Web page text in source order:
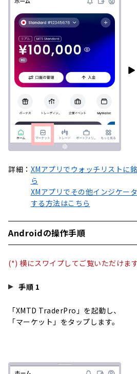
詳細： XMアプリでウォッチリストに
ら
XMアプリでその他インジケー
する方法はこちら
Androidの操作手順
(*) 横にスワイプしてご覧いただけます
手順 1
「XMTD TraderPro」を起動し、
「マーケット」をタップします。